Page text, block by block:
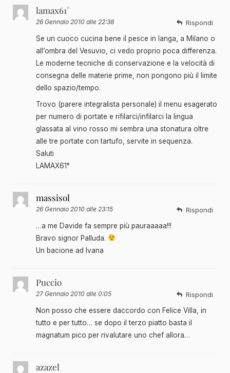
lamax61°
26 Gennaio 2010 alle 22:38
Se un cuoco cucina bene il pesce in langa, a Milano o
all’ombra del Vesuvio, ci vedo proprio poca differenza.
Le moderne tecniche di conservazione e la velocità di
consegna delle materie prime, non pongono più il limite
dello spazio/tempo.
Trovo (parere integralista personale) il menu esagerato
per numero di portate e rifilarci/infilarci la lingua
glassata al vino rosso mi sembra una stonatura oltre
alle tre portate con tartufo, servite in sequenza.
Saluti
LAMAX61°
Rispondi
massisol
26 Gennaio 2010 alle 23:15
…a me Davide fa sempre più pauraaaaa!!!
Bravo signor Palluda.
Un bacione ad Ivana
Rispondi
Puccio
27 Gennaio 2010 alle 0:05
Non posso che essere daccordo con Felice Villa, in
tutto e per tutto… se dopo il terzo piatto basta il
magnatum pico per rivalutare uno chef allora…
Rispondi
azazel